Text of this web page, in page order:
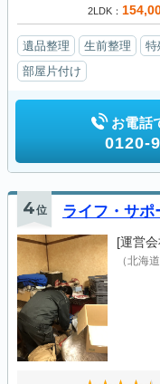
2LDK
遺品整理 生前整理 特
部屋片付け
お電話
0120-
4位 ライフ・サポ
[運営
（北海